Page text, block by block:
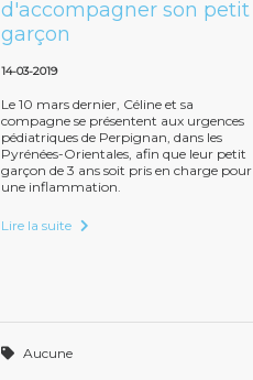
d'accompagner son petit
garçon
14-03-2019
Le 10 mars dernier, Céline et sa
compagne se présentent aux urgences
pédiatriques de Perpignan, dans les
Pyrénées-Orientales, afin que leur petit
garçon de 3 ans soit pris en charge pour
une inflammation.
Lire la suite
Aucune